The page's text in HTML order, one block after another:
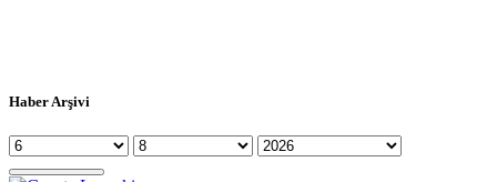
Haber Arşivi